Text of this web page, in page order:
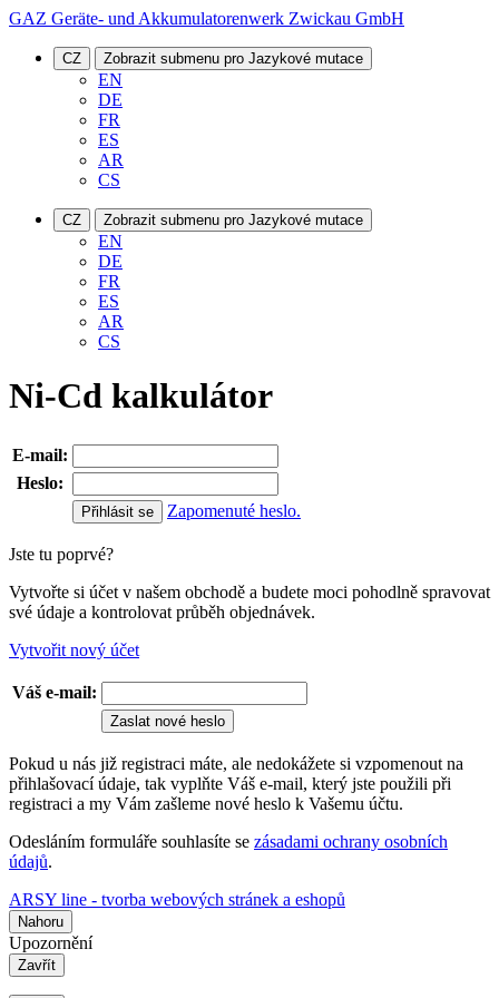
GAZ Geräte- und Akkumulatorenwerk Zwickau GmbH
CZ Zobrazit submenu pro Jazykové mutace
EN
DE
FR
ES
AR
CS
CZ Zobrazit submenu pro Jazykové mutace
EN
DE
FR
ES
AR
CS
Ni-Cd kalkulátor
E-mail:
Heslo:
Zapomenuté heslo.
Jste tu poprvé?
Vytvořte si účet v našem obchodě a budete moci pohodlně spravovat
své údaje a kontrolovat průběh objednávek.
Vytvořit nový účet
Váš e-mail:
Zaslat nové heslo
Pokud u nás již registraci máte, ale nedokážete si vzpomenout na
přihlašovací údaje, tak vyplňte Váš e-mail, který jste použili při
registraci a my Vám zašleme nové heslo k Vašemu účtu.
Odesláním formuláře souhlasíte se zásadami ochrany osobních
údajů.
ARSY line - tvorba webových stránek a eshopů
Nahoru
Upozornění
Zavřít